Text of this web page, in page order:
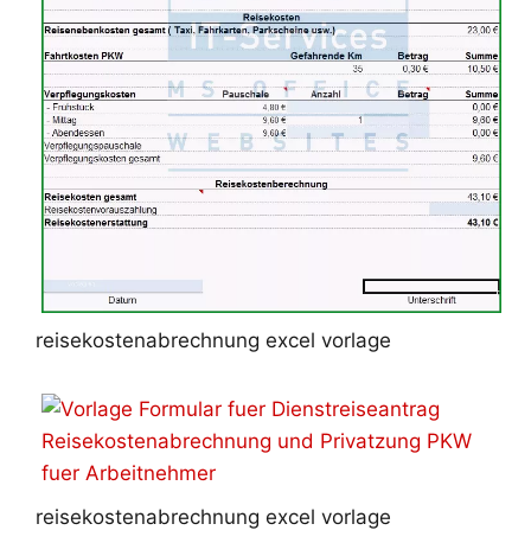
reisekostenabrechnung excel vorlage
reisekostenabrechnung excel vorlage